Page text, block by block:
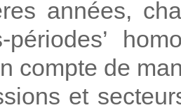
années,
périodes’
compte de
et